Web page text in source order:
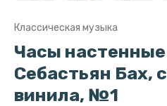
Классическая музыка
Часы
Себастьян Бах,
винила, №1